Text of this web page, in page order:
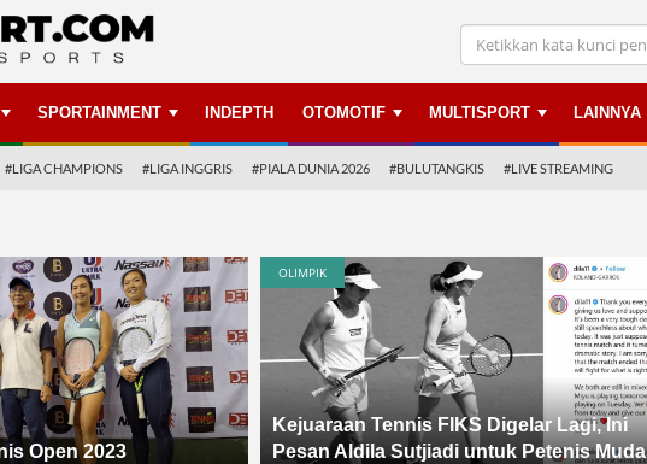
SPORTAINMENT INDEPTH OTOMOTIF MULTISPORT LAINNYA
#LIGA CHAMPIONS #LIGA INGGRIS #PIALA DUNIA 2026 #BULUTANGKIS #LIVE STREAMING
Open 2023
OLIMPIK
Kejuaraan Tennis FIKS Digelar Lagi, Ini
Pesan Aldila Sutjiadi untuk Petenis Muda